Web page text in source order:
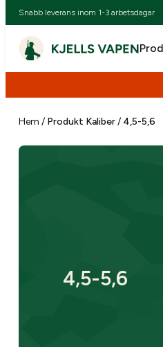
Snabb leverans inom 1-3 arbetsdagar
Hem / Produkt Kaliber/ 4,5-5,6
4,5-5,6